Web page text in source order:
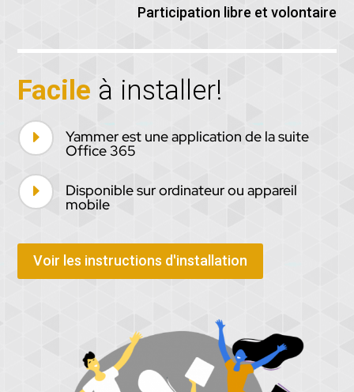
Participation libre et volontaire
Facile à installer!
E Yammer est une application de la suite
Office 365
E Disponible sur ordinateur ou appareil
mobile
Voir les instructions d'installation